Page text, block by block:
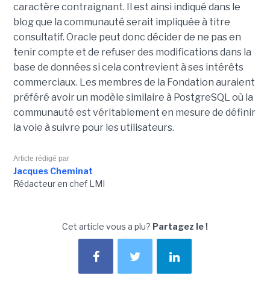
caractère contraignant. Il est ainsi indiqué dans le
blog que la communauté serait impliquée à titre
consultatif. Oracle peut donc décider de ne pas en
tenir compte et de refuser des modifications dans la
base de données si cela contrevient à ses intérêts
commerciaux. Les membres de la Fondation auraient
préféré avoir un modèle similaire à PostgreSQL où la
communauté est véritablement en mesure de définir
la voie à suivre pour les utilisateurs.
Article rédigé par
Jacques Cheminat
Rédacteur en chef LMI
Cet article vous a plu? Partagez le !